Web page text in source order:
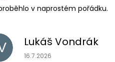
v naprostém pořádku.
Lukáš Vondrák
Hodnocení obchodu je 5 z
16.7.2026